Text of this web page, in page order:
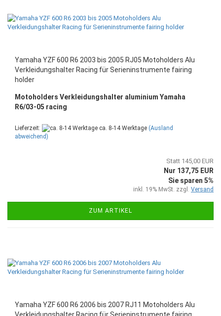
Yamaha YZF 600 R6 2003 bis 2005 RJ05 Motoholders Alu
Verkleidungshalter Racing für Serieninstrumente fairing
holder
Motoholders Verkleidungshalter aluminium Yamaha
R6/03-05 racing
Lieferzeit: ca. 8-14 Werktage (Ausland
abweichend)
Statt 145,00 EUR
Nur 137,75 EUR
Sie sparen 5%
inkl. 19% MwSt. zzgl. Versand
ZUM ARTIKEL
Yamaha YZF 600 R6 2006 bis 2007 RJ11 Motoholders Alu